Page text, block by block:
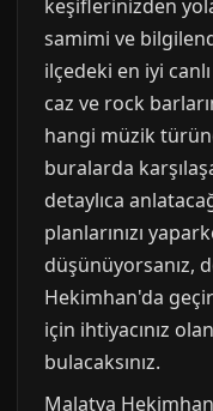
keşiflerinizden yola
samimi ve
ilçedeki en iyi
caz ve rock
hangi müzik
buralarda
detaylıca
planlarınızı
düşünüyorsanız,
Hekimhan'da
için ihtiyacınız
bulacaksınız.
Malatya